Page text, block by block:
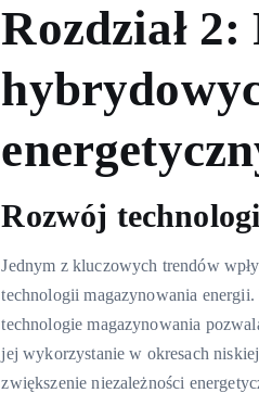
Rozdział
Rozwój
Jednym z kluczowych trendów
technologii magazynowania
technologie magazynowania
jej wykorzystanie w okresach
zwiększenie niezależności